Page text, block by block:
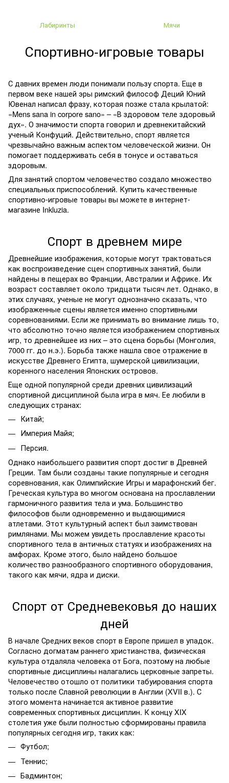
Спортивно-игровые товары
С давних времен люди понимали пользу спорта. Еще в
первом веке нашей эры римский философ Деций Юний
Ювенал написал фразу, которая позже стала крылатой:
«Mens sana in corpore sano» –«В здоровом теле здоровый
дух». О значимости спорта говорил и древнекитайский
ученый Конфуций. Действительно, спорт является
чрезвычайно важным аспектом человеческой жизни. Он
помогает поддерживать себя в тонусе и оставаться
здоровым.
Для занятий спортом человечество создало множество
специальных приспособлений. Купить качественные
спортивно-игровые товары вы можете в интернет-
магазине Inkluzia.
Спорт в древнем мире
Древнейшие изображения, которые могут трактоваться
как воспроизведение сцен спортивных занятий, были
найдены в пещерах во Франции, Австралии и Африке. Их
возраст составляет около тридцати тысяч лет. Однако, в
этих случаях, ученые не могут однозначно сказать, что
изображенные сцены является именно спортивными
соревнованиями. Если же принимать во внимание лишь то,
что абсолютно точно является изображением спортивных
игр, то древнейшее из них–это сцена борьбы (Монголия,
7000 гг. до н.э.). Борьба также нашла свое отражение в
искусстве Древнего Египта, шумерской цивилизации,
коренного населения Японских островов.
Еще одной популярной среди древних цивилизаций
спортивной дисциплиной была игра в мяч. Ее любили в
следующих странах:
Китай;
Империя Майя;
Персия.
Однако наибольшего развития спорт достиг в Древней
Греции. Там были созданы такие популярные и сегодня
соревнования, как Олимпийские Игры и марафонский бег.
Греческая культура во многом основана на прославлении
гармоничного развития тела и ума. Большинство
философов были одновременно и выдающимися
атлетами. Этот культурный аспект был заимствован
римлянами. Мы можем увидеть прославление красоты
спортивного тела в античных статуях и изображениях на
амфорах. Кроме этого, было найдено большое
количество разнообразного спортивного оборудования,
такого как мячи, ядра и диски.
Спорт от Средневековья до наших
дней
В начале Средних веков спорт в Европе пришел в упадок.
Согласно догматам раннего христианства, физическая
культура отдаляла человека от Бога, поэтому на любые
спортивные дисциплины налагались церковные запреты.
Человечество отошло от политики табуирования спорта
только после Славной революции в Англии (XVII в.). С
этого момента начинается активное развитие
современных спортивных дисциплин. К концу XIX
столетия уже были полностью сформированы правила
популярных сегодня игр, таких как:
Футбол;
Теннис;
Бадминтон;
Лабиринты Мячи